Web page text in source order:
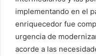
implementando en el
enriquecedor fue
urgencia de
acorde a las